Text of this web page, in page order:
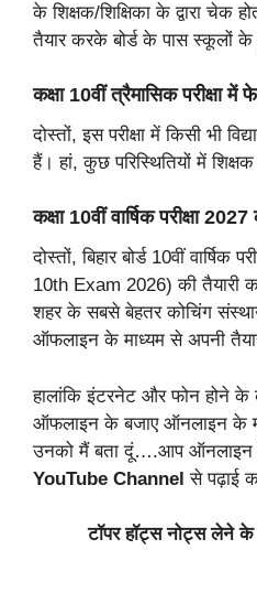
के शिक्षक/शिक्षिका के द्वारा चेक
तैयार करके बोर्ड के पास स्कूलों के
कक्षा 10वीं त्रैमासिक परीक्षा में
दोस्तों, इस परीक्षा में किसी भी
हैं। हां, कुछ परिस्थितियों में
कक्षा 10वीं वार्षिक परीक्षा
दोस्तों, बिहार बोर्ड 10वीं वार्षिक
10th Exam 2026) की तैयारी
शहर के सबसे बेहतर कोचिंग
ऑफलाइन के माध्यम से अपनी
हालांकि इंटरनेट और फोन होने के
ऑफलाइन के बजाए ऑनलाइन के
उनको मैं बता दूं….आप ऑनलाइन
YouTube Channel से पढ़ाई
टॉपर हॉट्स नोट्स लेने के